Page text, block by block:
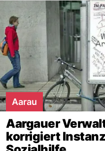
Aarau
Aargauer
korrigiert